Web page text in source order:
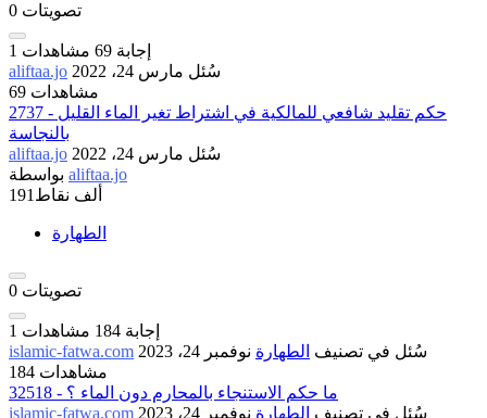
0 تصويتات
1 إجابة 69 مشاهدات
aliftaa.jo
سُئل مارس 24، 2022
69 مشاهدات
2737 - حكم تقليد شافعي للمالكية في اشتراط تغير الماء القليل
بالنجاسة
aliftaa.jo
سُئل مارس 24، 2022
aliftaa.jo
191ألف نقاط
الطهارة
0 تصويتات
1 إجابة 184 مشاهدات
islamic-fatwa.com
سُئل في تصنيف الطهارة نوفمبر 24، 2023
184 مشاهدات
32518 - ما حكم الاستنجاء بالمحارم دون الماء ؟
islamic-fatwa.com
سُئل في تصنيف الطهارة نوفمبر 24، 2023